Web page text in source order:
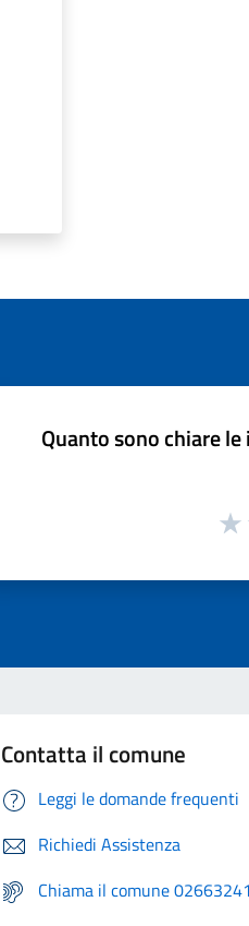
Quanto sono chiare
Contatta il comune
Leggi le domande frequenti
Richiedi Assistenza
Chiama il comune 02663241